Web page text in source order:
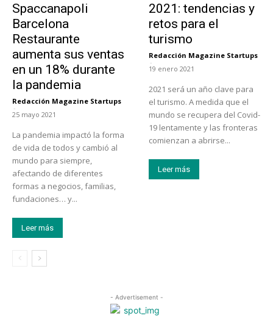
Spaccanapoli
Barcelona
Restaurante
aumenta sus ventas
en un 18% durante
la pandemia
Redacción Magazine Startups
-
25 mayo 2021
La pandemia impactó la forma
de vida de todos y cambió al
mundo para siempre,
afectando de diferentes
formas a negocios, familias,
fundaciones… y...
Leer más
2021: tendencias y
retos para el
turismo
Redacción Magazine Startups
-
19 enero 2021
2021 será un año clave para
el turismo. A medida que el
mundo se recupera del Covid-
19 lentamente y las fronteras
comienzan a abrirse...
Leer más
- Advertisement -